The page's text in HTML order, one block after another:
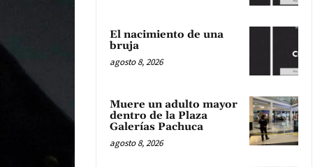
El nacimiento de una
bruja
agosto 8, 2026
Muere un adulto mayor
dentro de la Plaza
Galerías Pachuca
agosto 8, 2026